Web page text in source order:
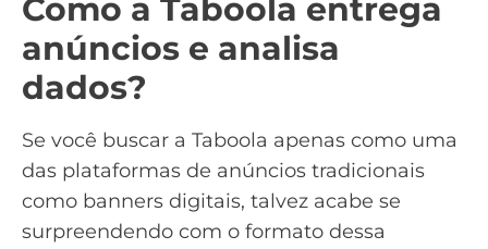
Como a Taboola entrega
anúncios e analisa
dados?
Se você buscar a Taboola apenas como uma
das plataformas de anúncios tradicionais
como banners digitais, talvez acabe se
surpreendendo com o formato dessa